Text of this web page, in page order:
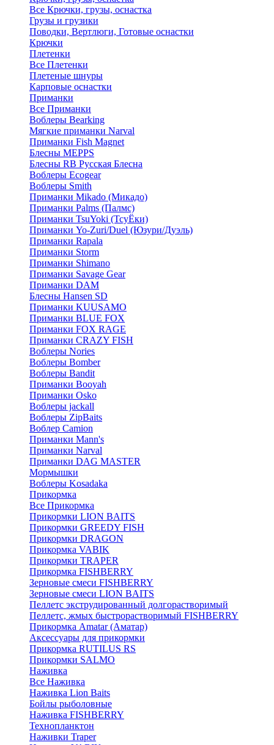
Все Крючки, грузы, оснастка
Грузы и грузики
Поводки, Вертлюги, Готовые оснастки
Крючки
Плетенки
Все Плетенки
Плетеные шнуры
Карповые оснастки
Приманки
Все Приманки
Воблеры Bearking
Мягкие приманки Narval
Приманки Fish Magnet
Блесны MEPPS
Блесны RB Русская Блесна
Воблеры Ecogear
Воблеры Smith
Приманки Mikado (Микадо)
Приманки Palms (Палмс)
Приманки TsuYoki (ТсуЁки)
Приманки Yo-Zuri/Duel (Юзури/Дуэль)
Приманки Rapala
Приманки Storm
Приманки Shimano
Приманки Savage Gear
Приманки DAM
Блесны Hansen SD
Приманки KUUSAMO
Приманки BLUE FOX
Приманки FOX RAGE
Приманки CRAZY FISH
Воблеры Nories
Воблеры Bomber
Воблеры Bandit
Приманки Booyah
Приманки Osko
Воблеры jackall
Воблеры ZipBaits
Воблер Camion
Приманки Mann's
Приманки Narval
Приманки DAG MASTER
Мормышки
Воблеры Kosadaka
Прикормка
Все Прикормка
Прикормки LION BAITS
Прикормки GREEDY FISH
Прикормки DRAGON
Прикормка VABIK
Прикормки TRAPER
Прикормка FISHBERRY
Зерновые смеси FISHBERRY
Зерновые смеси LION BAITS
Пеллетс экструдированный долгорастворимый
Пеллетс, жмых быстрорастворимый FISHBERRY
Прикормка Amatar (Аматар)
Аксессуары для прикормки
Прикормка RUTILUS RS
Прикормки SALMO
Наживка
Все Наживка
Наживка Lion Baits
Бойлы рыболовные
Наживка FISHBERRY
Технопланктон
Наживки Traper